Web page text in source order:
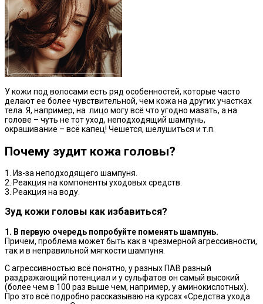
У кожи под волосами есть ряд особенностей, которые часто
делают ее более чувствительной, чем кожа на других участках
тела. Я, например, на лицо могу всё что угодно мазать, а на
голове – чуть не тот уход, неподходящий шампунь,
окрашивание – всё капец! Чешется, шелушиться и т.п.
Почему зудит кожа головы?
1. Из-за неподходящего шампуня.
2. Реакция на компоненты уходовых средств.
3. Реакция на воду.
Зуд кожи головы как избавиться?
1️. В первую очередь попробуйте поменять шампунь.
Причем, проблема может быть как в чрезмерной агрессивности,
так и в неправильной мягкости шампуня.
С агрессивностью всё понятно, у разных ПАВ разный
раздражающий потенциал и у сульфатов он самый высокий
(более чем в 100 раз выше чем, например, у аминокислотных).
Про это всё подробно рассказываю на курсах «Средства ухода